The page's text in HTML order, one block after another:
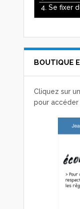
BOUTIQUE
Cliquez sur
pour